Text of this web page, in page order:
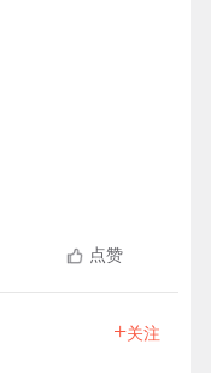
点赞
+关注